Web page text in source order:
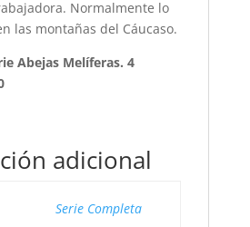
Normalmente lo
las montañas del Cáucaso.
Abejas Melíferas. 4
adicional
Serie Completa